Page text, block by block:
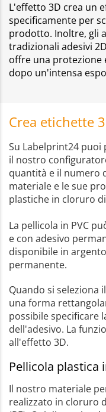
L'effetto 3D crea un
specificamente per
prodotto. Inoltre, gli
tradizionali adesivi
offre una protezione
dopo un'intensa
Crea etichette
Su Labelprint24
il nostro
quantità e il numero
materiale e le sue
plastiche in cloruro
La pellicola in PVC
e con adesivo
disponibile in
permanente.
Quando si seleziona
una forma
possibile specificare
dell'adesivo. La
all'effetto 3D.
Pellicola plastica
Il nostro materiale
realizzato in cloruro